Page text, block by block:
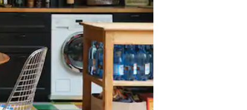
do teclado ou tocando e deslizando o dedo na tela.